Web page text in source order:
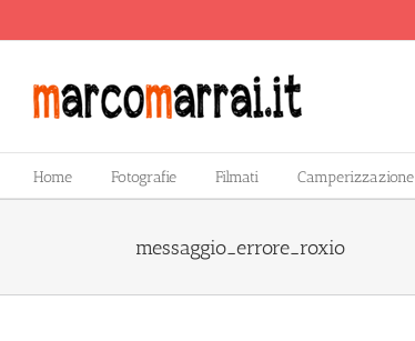
Home Fotografie Filmati Camperizzazione
messaggio_errore_roxio